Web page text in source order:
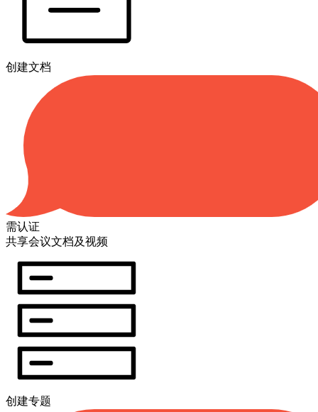
创建文档
需认证
共享会议文档及视频
创建专题